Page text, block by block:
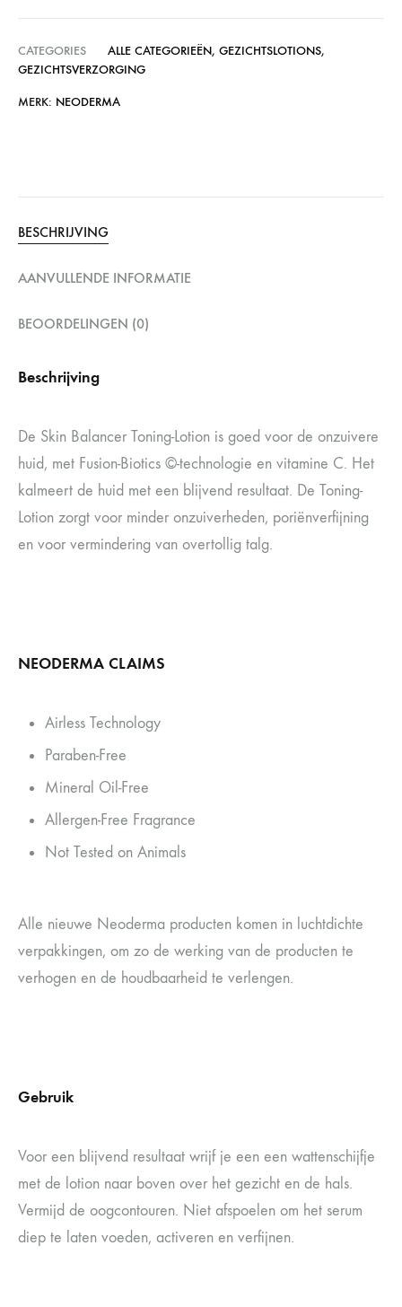
CATEGORIES ALLE CATEGORIEËN, GEZICHTSLOTIONS,
GEZICHTSVERZORGING
MERK: NEODERMA
BESCHRIJVING
AANVULLENDE INFORMATIE
BEOORDELINGEN (0)
Beschrijving
De Skin Balancer Toning-Lotion is goed voor de onzuivere
huid, met Fusion-Biotics ©-technologie en vitamine C. Het
kalmeert de huid met een blijvend resultaat. De Toning-
Lotion zorgt voor minder onzuiverheden, poriënverfijning
en voor vermindering van overtollig talg.
NEODERMA CLAIMS
Airless Technology
Paraben-Free
Mineral Oil-Free
Allergen-Free Fragrance
Not Tested on Animals
Alle nieuwe Neoderma producten komen in luchtdichte
verpakkingen, om zo de werking van de producten te
verhogen en de houdbaarheid te verlengen.
Gebruik
Voor een blijvend resultaat wrijf je een een wattenschijfje
met de lotion naar boven over het gezicht en de hals.
Vermijd de oogcontouren. Niet afspoelen om het serum
diep te laten voeden, activeren en verfijnen.